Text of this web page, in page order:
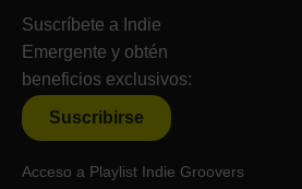
Suscríbete a Indie
Emergente y obtén
beneficios exclusivos:
Suscribirse
Acceso a Playlist Indie Groovers